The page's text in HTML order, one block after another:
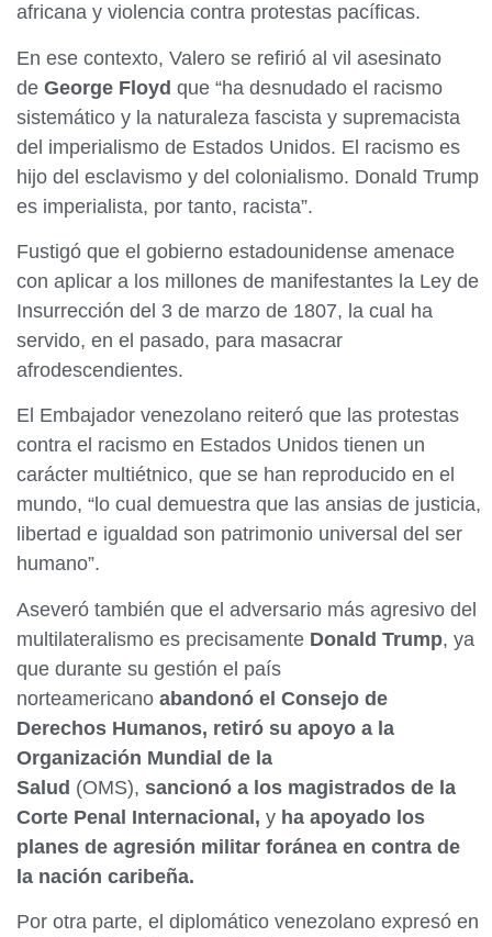
africana y violencia contra protestas pacíficas.
En ese contexto, Valero se refirió al vil asesinato
de George Floyd que “ha desnudado el racismo
sistemático y la naturaleza fascista y supremacista
del imperialismo de Estados Unidos. El racismo es
hijo del esclavismo y del colonialismo. Donald Trump
es imperialista, por tanto, racista”.
Fustigó que el gobierno estadounidense amenace
con aplicar a los millones de manifestantes la Ley de
Insurrección del 3 de marzo de 1807, la cual ha
servido, en el pasado, para masacrar
afrodescendientes.
El Embajador venezolano reiteró que las protestas
contra el racismo en Estados Unidos tienen un
carácter multiétnico, que se han reproducido en el
mundo, “lo cual demuestra que las ansias de justicia,
libertad e igualdad son patrimonio universal del ser
humano”.
Aseveró también que el adversario más agresivo del
multilateralismo es precisamente Donald Trump, ya
que durante su gestión el país
norteamericano abandonó el Consejo de
Derechos Humanos, retiró su apoyo a la
Organización Mundial de la
Salud (OMS), sancionó a los magistrados de la
Corte Penal Internacional, y ha apoyado los
planes de agresión militar foránea en contra de
la nación caribeña.
Por otra parte, el diplomático venezolano expresó en